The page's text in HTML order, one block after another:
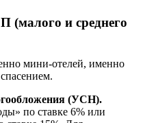
(малого и среднего
мини-отелей, именно
(УСН).
по ставке 6% или